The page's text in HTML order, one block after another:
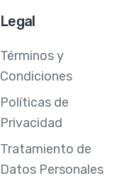
Legal
Términos y
Condiciones
Políticas de
Privacidad
Tratamiento de
Datos Personales